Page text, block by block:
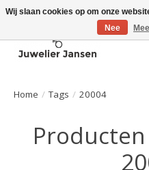
Home / Tags / 20004
Wij slaan cookies op om onze
Nee